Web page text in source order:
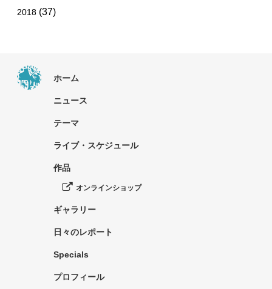
2018 (37)
ホーム
ニュース
テーマ
ライブ・スケジュール
作品
オンラインショップ
ギャラリー
日々のレポート
Specials
プロフィール